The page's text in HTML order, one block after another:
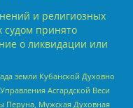
и религиозных
судом принято
о ликвидации или
земли Кубанской Духовно
Асгардской Веси
Перуна, Мужская Духовная